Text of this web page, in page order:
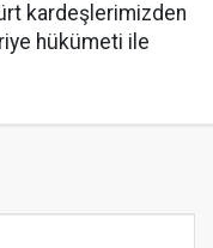
kardeşlerimizden
hükümeti ile